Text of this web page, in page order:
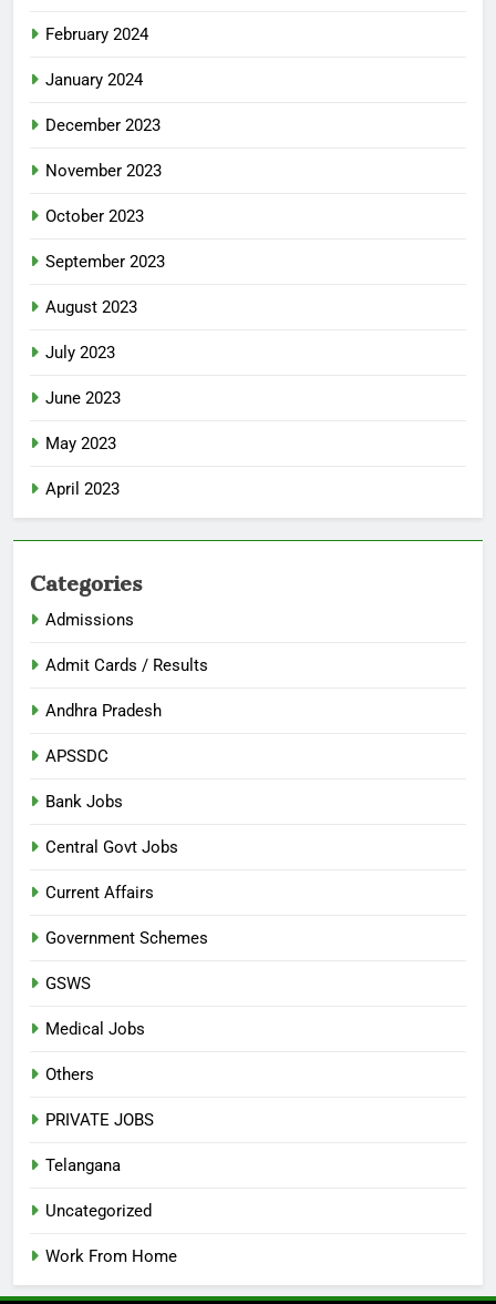
February 2024
January 2024
December 2023
November 2023
October 2023
September 2023
August 2023
July 2023
June 2023
May 2023
April 2023
Categories
Admissions
Admit Cards / Results
Andhra Pradesh
APSSDC
Bank Jobs
Central Govt Jobs
Current Affairs
Government Schemes
GSWS
Medical Jobs
Others
PRIVATE JOBS
Telangana
Uncategorized
Work From Home